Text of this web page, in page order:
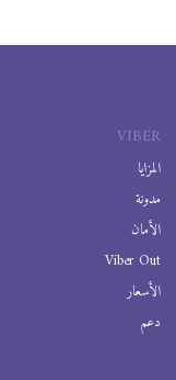
VIBER
المزايا
مدونة
الأمان
Viber Out
الأسعار
دعم